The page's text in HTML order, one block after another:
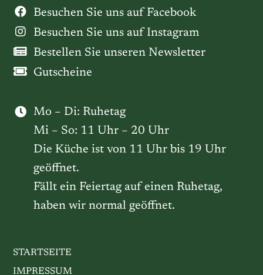
Besuchen Sie uns auf Facebook
Besuchen Sie uns auf Instagram
Bestellen Sie unseren Newsletter
Gutscheine
Mo – Di: Ruhetag
Mi – So: 11 Uhr – 20 Uhr
Die Küche ist von 11 Uhr bis 19 Uhr
geöffnet.
Fällt ein Feiertag auf einen Ruhetag,
haben wir normal geöffnet.
STARTSEITE
IMPRESSUM